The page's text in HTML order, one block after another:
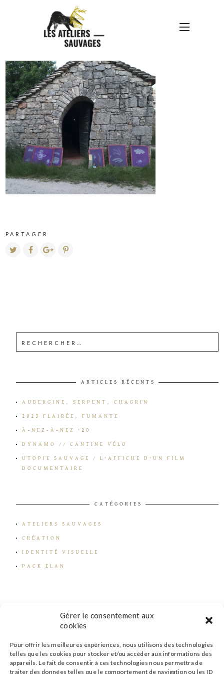
Gérer le consentement aux
cookies
Pour offrir les meilleures expériences, nous utilisons des technologies
telles que les cookies pour stocker et/ou accéder aux informations des
appareils. Le fait de consentir à ces technologies nous permettra de
traiter des données telles que le comportement de navigation ou les ID
AS-INSTA-2024-JUIN-
LAGGB-03-8
PARTAGER
ARTICLES RÉCENTS
AUBERGINE, SERPENT, CHAGRIN
2023 FLAIRÉE, FUMANTE
À-NEZ-À-NEZ ’20
DYNAMO // CANTINE VÉLO
UTOPIE SAUVAGE / L’AFFICHE D’UN FILM
DOCUMENTAIRE
CATÉGORIES
ATELIERS SAUVAGES
CRÉATION
IDENTITÉ VISUELLE
PACK ELAN